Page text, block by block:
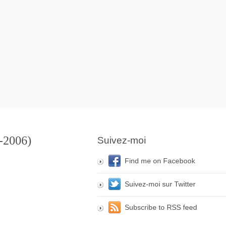
Suivez-moi
Find me on Facebook
Suivez-moi sur Twitter
Subscribe to RSS feed